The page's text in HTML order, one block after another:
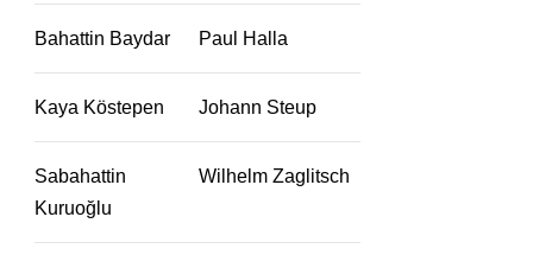
Bahattin Baydar Paul Halla
Kaya Köstepen Johann Steup
Sabahattin
Kuruoğlu
Wilhelm Zaglitsch